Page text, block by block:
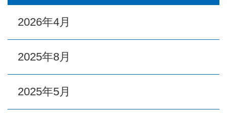
2026年4月
2025年8月
2025年5月